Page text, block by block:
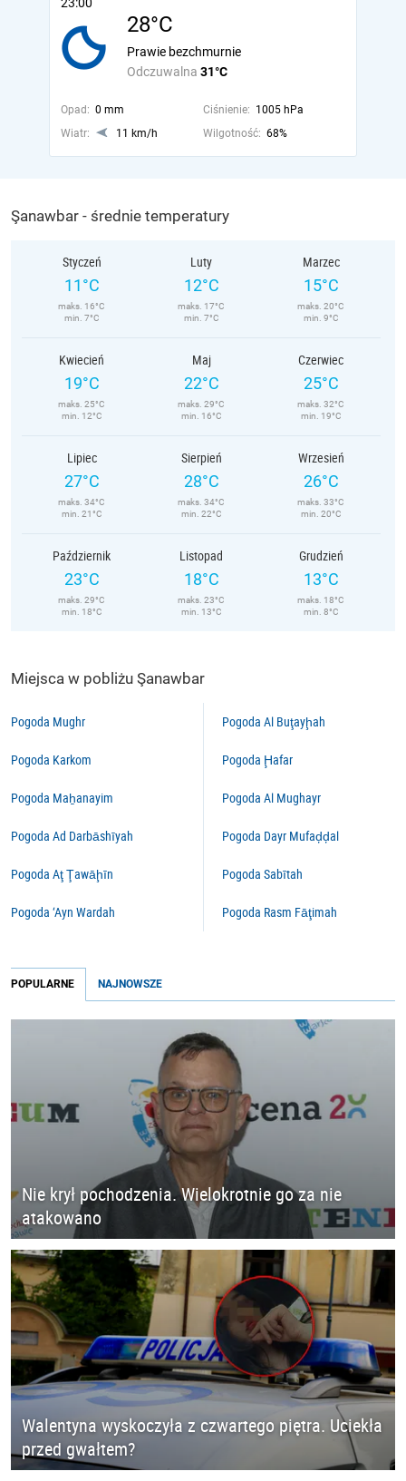
28°C
Odczuwalna 31°C
Prawie bezchmurnie
Opad: 0 mm Ciśnienie: 1005 hPa
Wiatr:
11 km/h Wilgotność: 68%
Şanawbar - średnie temperatury
Styczeń
11°C
maks. 16°C
min. 7°C
Luty
12°C
maks. 17°C
min. 7°C
Marzec
15°C
maks. 20°C
min. 9°C
Kwiecień
19°C
maks. 25°C
min. 12°C
Maj
22°C
maks. 29°C
min. 16°C
Czerwiec
25°C
maks. 32°C
min. 19°C
Lipiec
27°C
maks. 34°C
min. 21°C
Sierpień
28°C
maks. 34°C
min. 22°C
Wrzesień
26°C
maks. 33°C
min. 20°C
Październik
23°C
maks. 29°C
min. 18°C
Listopad
18°C
maks. 23°C
min. 13°C
Grudzień
13°C
maks. 18°C
min. 8°C
Miejsca w pobliżu Şanawbar
Pogoda Mughr
Pogoda Karkom
Pogoda Maẖanayim
Pogoda Ad Darbāshīyah
Pogoda Aţ Ţawāḩīn
Pogoda ‘Ayn Wardah
Pogoda Al Buţayḩah
Pogoda Ḩafar
Pogoda Al Mughayr
Pogoda Dayr Mufaḑḑal
Pogoda Sabītah
Pogoda Rasm Fāţimah
POPULARNE NAJNOWSZE
Nie krył pochodzenia. Wielokrotnie go za nie
atakowano
Walentyna wyskoczyła z czwartego piętra. Uciekła
przed gwałtem?